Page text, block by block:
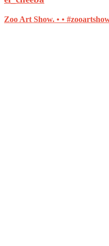
Zoo Art Show. • •